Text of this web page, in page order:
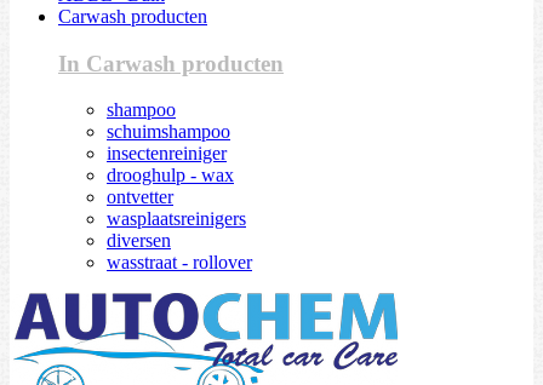
Carwash producten
In Carwash producten
shampoo
schuimshampoo
insectenreiniger
drooghulp - wax
ontvetter
wasplaatsreinigers
diversen
wasstraat - rollover